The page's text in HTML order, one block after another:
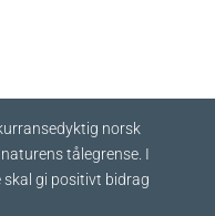
norsk
tålegrense. I
gi positivt bidrag